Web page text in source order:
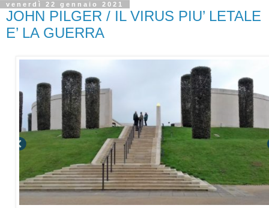
venerdì 22 gennaio 2021
JOHN PILGER / IL VIRUS PIU’ LETALE
E’ LA GUERRA